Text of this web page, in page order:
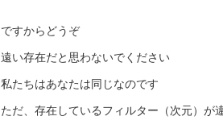
ですからどうぞ
遠い存在だと思わないでください
私たちはあなたは同じなのです
ただ、存在しているフィルター（次元）が